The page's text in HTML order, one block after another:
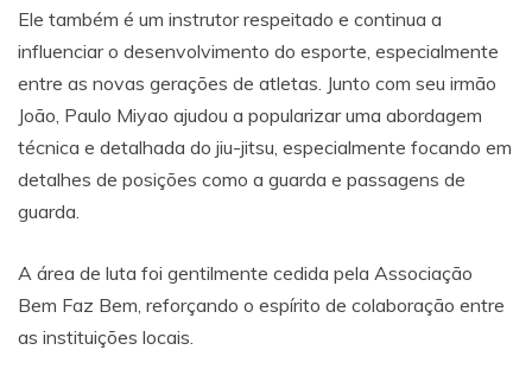
Ele também é um instrutor respeitado e continua a
influenciar o desenvolvimento do esporte, especialmente
entre as novas gerações de atletas. Junto com seu irmão
João, Paulo Miyao ajudou a popularizar uma abordagem
técnica e detalhada do jiu-jitsu, especialmente focando em
detalhes de posições como a guarda e passagens de
guarda.
A área de luta foi gentilmente cedida pela Associação
Bem Faz Bem, reforçando o espírito de colaboração entre
as instituições locais.